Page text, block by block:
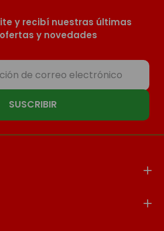
y recibí nuestras últimas
ofertas y novedades
SUSCRIBIR